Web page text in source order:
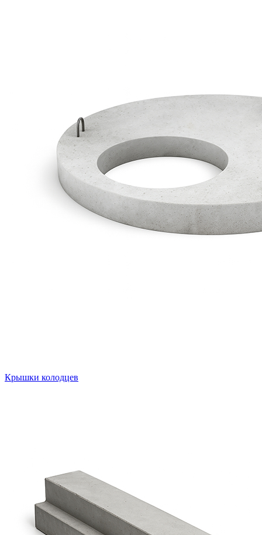
Крышки колодцев